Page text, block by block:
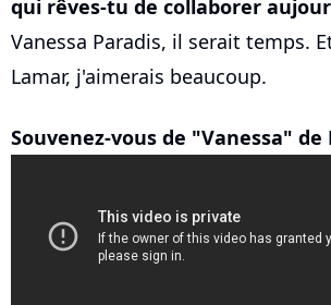
qui rêves-tu de collaborer
Vanessa Paradis, il serait temps.
Lamar, j'aimerais beaucoup.
Souvenez-vous de "Vanessa" de